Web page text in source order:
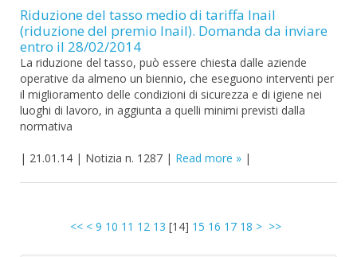
Riduzione del tasso medio di tariffa Inail
(riduzione del premio Inail). Domanda da inviare
entro il 28/02/2014
La riduzione del tasso, può essere chiesta dalle aziende
operative da almeno un biennio, che eseguono interventi per
il miglioramento delle condizioni di sicurezza e di igiene nei
luoghi di lavoro, in aggiunta a quelli minimi previsti dalla
normativa
| 21.01.14 | Notizia n. 1287 | Read more |
<< < 9 10 11 12 13 [14] 15 16 17 18 > >>